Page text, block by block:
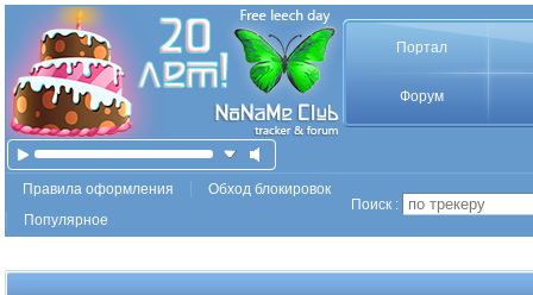
Портал
Форум
Правила оформления
Обход блокировок
Популярное
Поиск :